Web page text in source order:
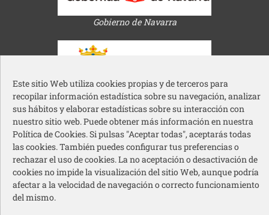
Este sitio Web utiliza cookies propias y de terceros para
recopilar información estadística sobre su navegación, analizar
sus hábitos y elaborar estadísticas sobre su interacción con
nuestro sitio web. Puede obtener más información en nuestra
Política de Cookies. Si pulsas "Aceptar todas", aceptarás todas
las cookies. También puedes configurar tus preferencias o
rechazar el uso de cookies. La no aceptación o desactivación de
cookies no impide la visualización del sitio Web, aunque podría
afectar a la velocidad de navegación o correcto funcionamiento
del mismo.
Gobierno de Navarra
Ayuntamiento de Pamplona